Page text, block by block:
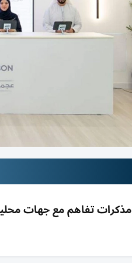
بلدية عجمان توقع 4 مذكرات